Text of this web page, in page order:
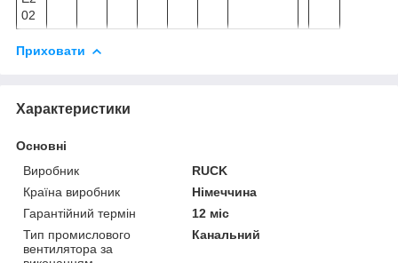
02
Приховати
Характеристики
Основні
Виробник
RUCK
Країна виробник
Німеччина
Гарантійний термін
12 міс
Тип промислового
вентилятора за
Канальний